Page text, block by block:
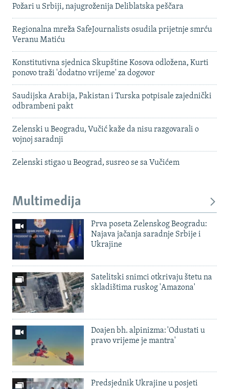
Požari u Srbiji, najugroženija Deliblatska peščara
Regionalna mreža SafeJournalists osudila prijetnje smrću
Veranu Matiću
Konstitutivna sjednica Skupštine Kosova odložena, Kurti
ponovo traži 'dodatno vrijeme' za dogovor
Saudijska Arabija, Pakistan i Turska potpisale zajednički
odbrambeni pakt
Zelenski u Beogradu, Vučić kaže da nisu razgovarali o
vojnoj saradnji
Zelenski stigao u Beograd, susreo se sa Vučićem
Multimedija
Prva poseta Zelenskog Beogradu:
Najava jačanja saradnje Srbije i
Ukrajine
Satelitski snimci otkrivaju štetu na
skladištima ruskog 'Amazona'
Doajen bh. alpinizma: 'Odustati u
pravo vrijeme je mantra'
Predsjednik Ukrajine u posjeti